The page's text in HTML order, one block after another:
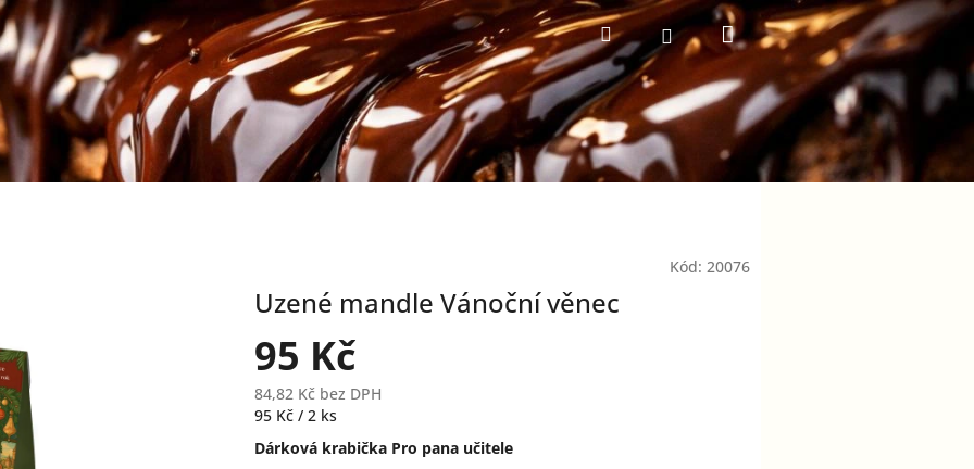
HledatPřihlášeníNákupní
košík
Kód: 20076
Uzené mandle Vánoční věnec
95 Kč
84,82 Kč bez DPH
Měrná
95 Kč / 2 ks
Dárková krabička Pro pana učitele